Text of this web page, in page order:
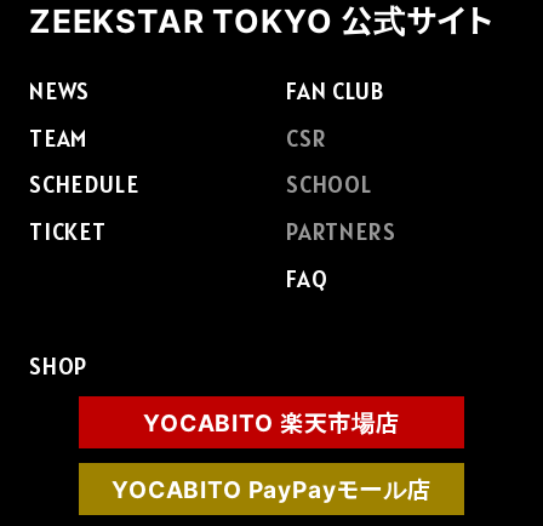
ZEEKSTAR TOKYO 公式サイト
NEWS
TEAM
SCHEDULE
TICKET
FAN CLUB
CSR
SCHOOL
PARTNERS
FAQ
SHOP
YOCABITO 楽天市場店
YOCABITO PayPayモール店